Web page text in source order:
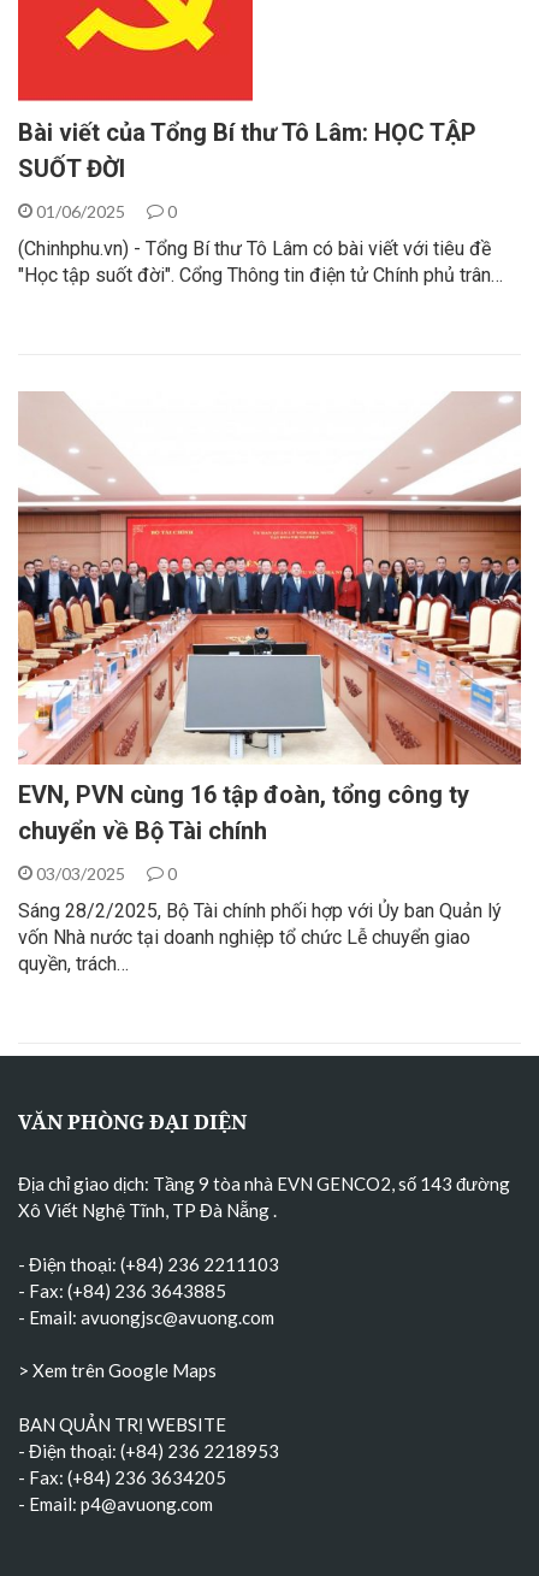
Bài viết của Tổng Bí thư Tô Lâm: HỌC TẬP
SUỐT ĐỜI
01/06/2025 0
(Chinhphu.vn) - Tổng Bí thư Tô Lâm có bài viết với tiêu đề
"Học tập suốt đời". Cổng Thông tin điện tử Chính phủ trân…
EVN, PVN cùng 16 tập đoàn, tổng công ty
chuyển về Bộ Tài chính
03/03/2025 0
Sáng 28/2/2025, Bộ Tài chính phối hợp với Ủy ban Quản lý
vốn Nhà nước tại doanh nghiệp tổ chức Lễ chuyển giao
quyền, trách…
VĂN PHÒNG ĐẠI DIỆN
Địa chỉ giao dịch: Tầng 9 tòa nhà EVN GENCO2, số 143 đường
Xô Viết Nghệ Tĩnh, TP Đà Nẵng.
- Điện thoại: (+84) 236 2211103
- Fax: (+84) 236 3643885
- Email: avuongjsc@avuong.com
> Xem trên Google Maps
BAN QUẢN TRỊ WEBSITE
- Điện thoại: (+84) 236 2218953
- Fax: (+84) 236 3634205
- Email: p4@avuong.com